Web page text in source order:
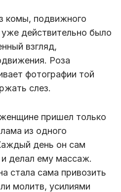
комы, подвижного
уже действительно было
взгляд,
Роза
фотографии той
слез.
пришел только
из одного
день он сам
делал ему массаж.
стала сама привозить
молитв, усилиями